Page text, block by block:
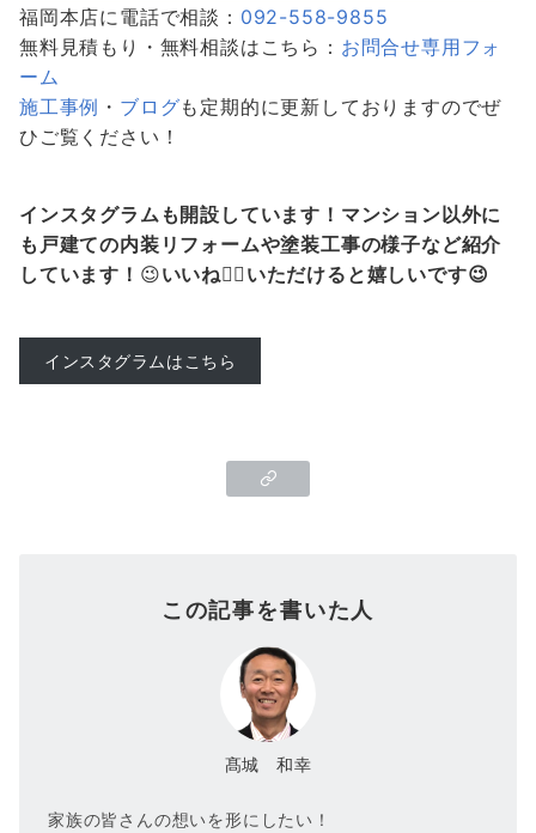
福岡本店に電話で相談： 092-558-9855
無料見積もり・無料相談はこちら： お問合せ専用フォ
ーム
施工事例 ・ ブログも定期的に更新しておりますのでぜ
ひご覧ください！
インスタグラムも開設しています！マンション以外に
も戸建ての内装リフォームや塗装工事の様子など紹介
しています！ 😉いいね👍🏻いただけると嬉しいです😉
インスタグラムはこちら
この記事を書いた人
髙城 和幸
家族の皆さんの想いを形にしたい！